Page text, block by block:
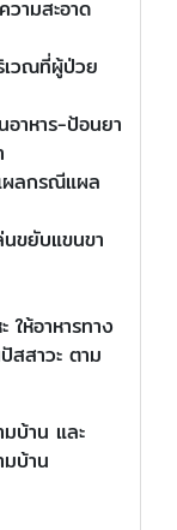
ามสะอาด
เวณที่ผู้ป่วย
อาหาร-ป้อนยา
ผลกรณีแผล
ขยับแขนขา
ให้อาหารทาง
สสาวะ ตาม
บ้าน และ
บ้าน